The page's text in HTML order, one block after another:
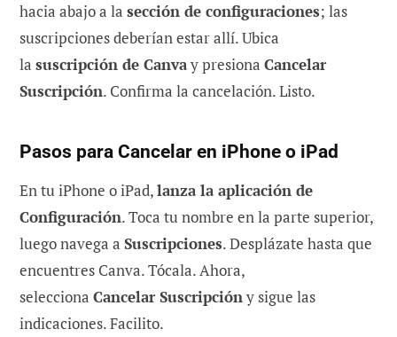
hacia abajo a la sección de configuraciones; las
suscripciones deberían estar allí. Ubica
la suscripción de Canvay presiona Cancelar
Suscripción. Confirma la cancelación. Listo.
Pasos para Cancelar en iPhone o iPad
En tu iPhone o iPad,lanza la aplicación de
Configuración. Toca tu nombre en la parte superior,
luego navega a Suscripciones. Desplázate hasta que
encuentres Canva. Tócala. Ahora,
selecciona Cancelar Suscripcióny sigue las
indicaciones. Facilito.